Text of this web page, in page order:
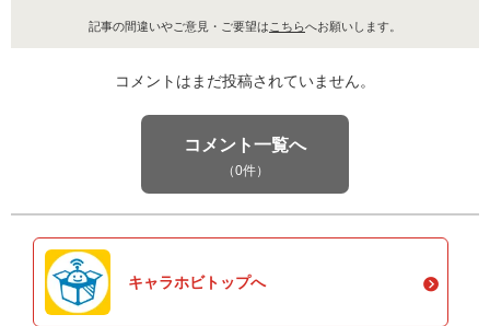
記事の間違いやご意見・ご要望は こちらへお願いします。
コメントはまだ投稿されていません。
コメント一覧へ
（0件）
キャラホビトップへ